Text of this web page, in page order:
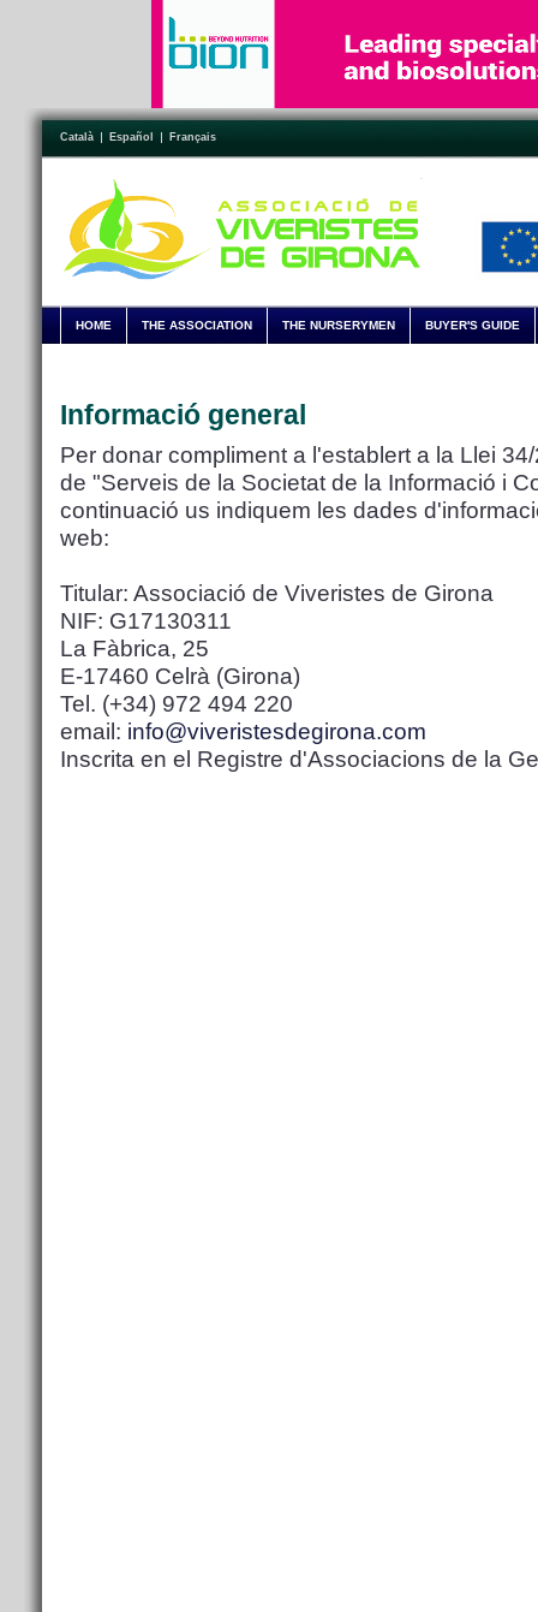
Català Español Français
HOME THE ASSOCIATION THE NURSERYMEN BUYER'S GUIDE
Informació general
Per donar compliment a l'establert a la Llei
de "Serveis de la Societat de la Informació i
continuació us indiquem les dades
web:
Titular: Associació de Viveristes de Girona
NIF: G17130311
La Fàbrica, 25
E-17460 Celrà (Girona)
Tel. (+34) 972 494 220
email: info@viveristesdegirona.com
Inscrita en el Registre d'Associacions de la